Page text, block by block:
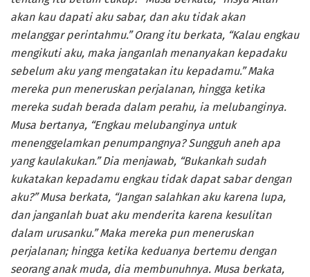
akan kau dapati aku sabar, dan aku tidak akan
melanggar perintahmu.” Orang itu berkata, “Kalau engkau
mengikuti aku, maka janganlah menanyakan kepadaku
sebelum aku yang mengatakan itu kepadamu.” Maka
mereka pun meneruskan perjalanan, hingga ketika
mereka sudah berada dalam perahu, ia melubanginya.
Musa bertanya, “Engkau melubanginya untuk
menenggelamkan penumpangnya? Sungguh aneh apa
yang kaulakukan.” Dia menjawab, “Bukankah sudah
kukatakan kepadamu engkau tidak dapat sabar dengan
aku?” Musa berkata, “Jangan salahkan aku karena lupa,
dan janganlah buat aku menderita karena kesulitan
dalam urusanku.” Maka mereka pun meneruskan
perjalanan; hingga ketika keduanya bertemu dengan
seorang anak muda, dia membunuhnya. Musa berkata,